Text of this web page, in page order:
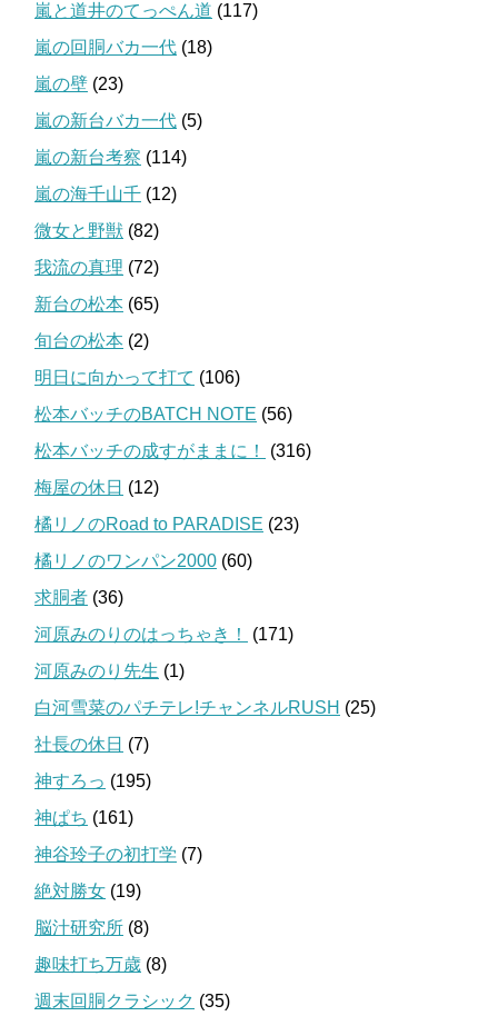
嵐と道井のてっぺん道 (117)
嵐の回胴バカ一代 (18)
嵐の壁 (23)
嵐の新台バカ一代 (5)
嵐の新台考察 (114)
嵐の海千山千 (12)
微女と野獣 (82)
我流の真理 (72)
新台の松本 (65)
旬台の松本 (2)
明日に向かって打て (106)
松本バッチのBATCH NOTE (56)
松本バッチの成すがままに！
(316)
梅屋の休日 (12)
橘リノのRoad to PARADISE (23)
橘リノのワンパン2000 (60)
求胴者 (36)
河原みのりのはっちゃき！
(171)
河原みのり先生 (1)
白河雪菜のパチテレ!チャンネルRUSH (25)
社長の休日 (7)
神すろっ (195)
神ぱち (161)
神谷玲子の初打学 (7)
絶対勝女 (19)
脳汁研究所 (8)
趣味打ち万歳 (8)
週末回胴クラシック (35)